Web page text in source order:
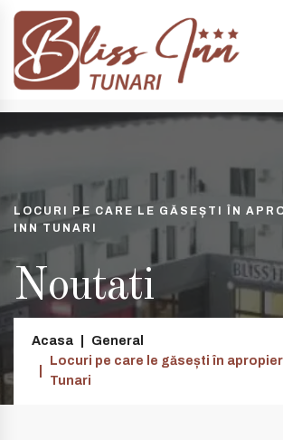
și 20:00 +40 74998 8808| e-mail:
LOCURI PE CARE LE GĂSEȘTI ÎN
INN TUNARI
Noutati
Acasa
General
Locuri pe care le găsești în
Tunari